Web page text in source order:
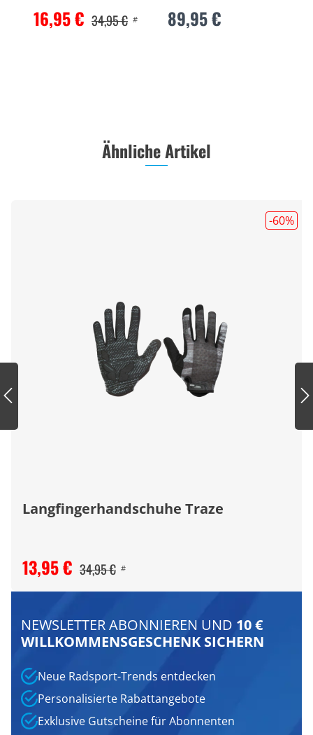
16,95 € 34,95 € # 89,95 €
Ähnliche Artikel
-60%
Langfingerhandschuhe Traze
13,95 € 34,95 € #
NEWSLETTER ABONNIEREN UND 10 €
WILLKOMMENSGESCHENK SICHERN
Neue Radsport-Trends entdecken
Personalisierte Rabattangebote
Exklusive Gutscheine für Abonnenten